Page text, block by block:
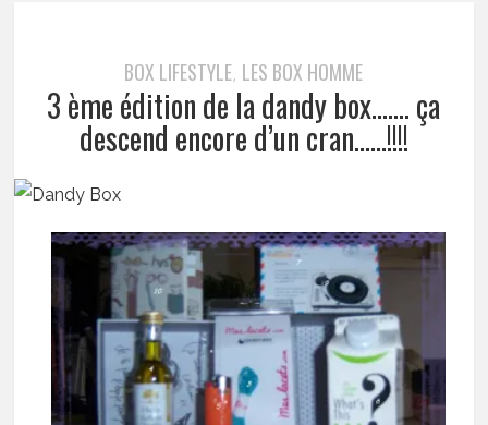
BOX LIFESTYLE, LES BOX HOMME
3 ème édition de la dandy box……. ça
descend encore d’un cran……!!!!